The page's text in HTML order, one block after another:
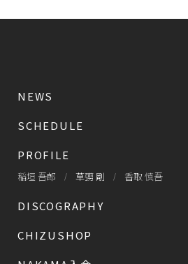
NEWS
SCHEDULE
PROFILE
稲垣 吾郎 草彅 剛 香取 慎吾
DISCOGRAPHY
CHIZUSHOP